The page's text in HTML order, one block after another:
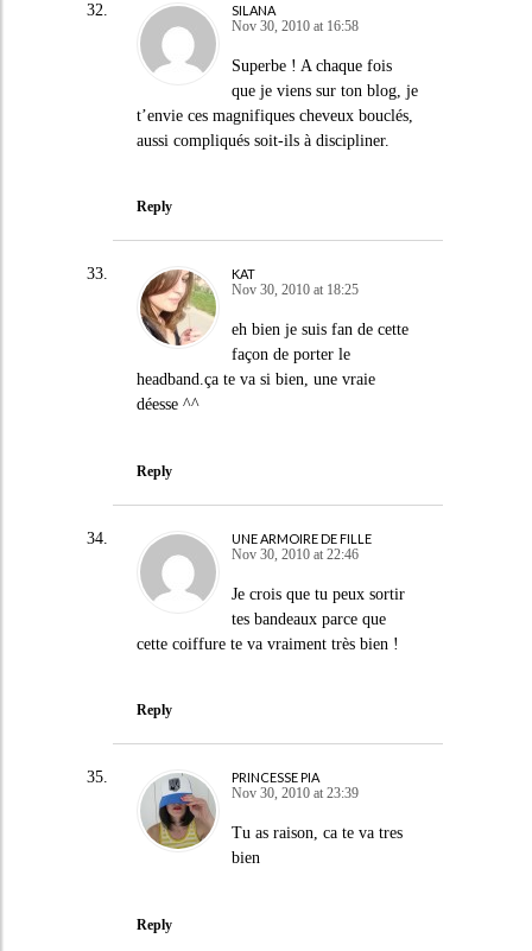
SILANA
Nov 30, 2010 at 16:58
Superbe ! A chaque fois
que je viens sur ton blog, je
t’envie ces magnifiques cheveux bouclés,
aussi compliqués soit-ils à discipliner.
Reply
KAT
Nov 30, 2010 at 18:25
eh bien je suis fan de cette
façon de porter le
headband.ça te va si bien, une vraie
déesse ^^
Reply
UNE ARMOIRE DE FILLE
Nov 30, 2010 at 22:46
Je crois que tu peux sortir
tes bandeaux parce que
cette coiffure te va vraiment très bien !
Reply
PRINCESSE PIA
Nov 30, 2010 at 23:39
Tu as raison, ca te va tres
bien
Reply